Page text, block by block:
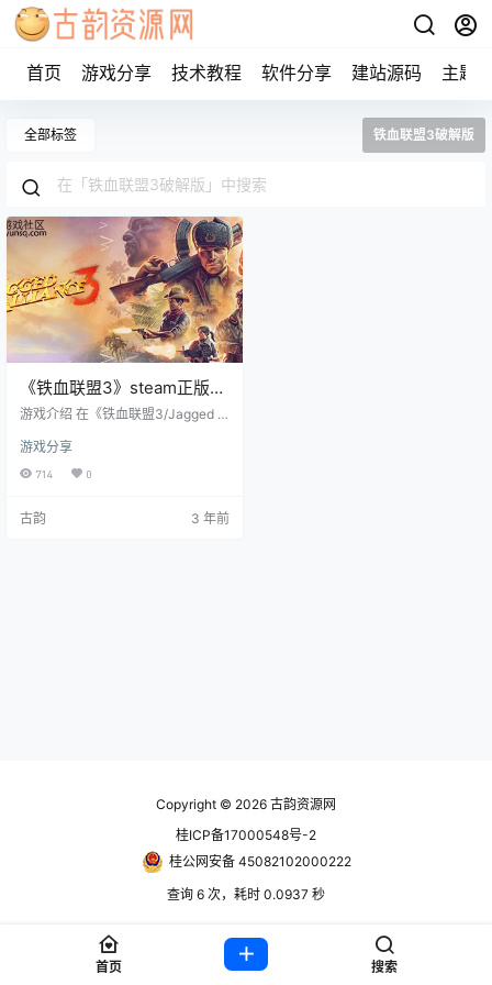
首页 游戏分享 技术教程 软件分享 建站源码 主题
全部标签 铁血联盟3破解版
《铁血联盟3》steam正版离
线版共享账号
游戏介绍 在《铁血联盟3/Jagged Al
非法军事部队“军团”攫取大权，大犬
座之国因而陷入了一片混乱。深受
有趣角色，投身于讲究战术的回合
游戏分享
714 0
古韵 3 年前
Copyright © 2026 古韵资源网
桂ICP备17000548号-2
桂公网安备 45082102000222
查询 6 次，耗时 0.0937 秒
首页 搜索